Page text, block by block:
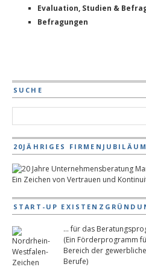
Evaluation, Studien &
Befragungen
SUCHE
20JÄHRIGES FIRMENJUBILÄUM
Ein Zeichen von Vertrauen und
START-UP
... für das
(Ein Förderprogramm
Bereich der
Berufe)